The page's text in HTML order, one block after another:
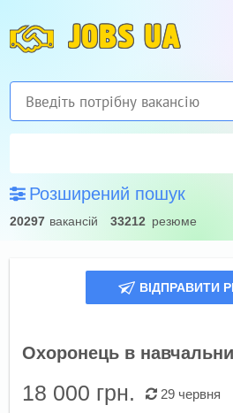
JOBS UA
Розширений пошук
20297 вакансій 33212 резюме
ВІДПРАВИТИ
Охоронець в
18 000 грн. 29 червня